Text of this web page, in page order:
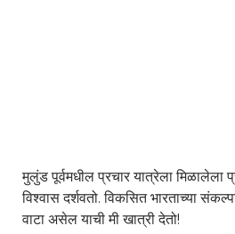
मुलुंड पूर्वमधील प्रचार यात्रेला मिळालेला
विश्वास दर्शवतो. विकसित भारताच्या
वाटा असेल याची मी खात्री देतो!